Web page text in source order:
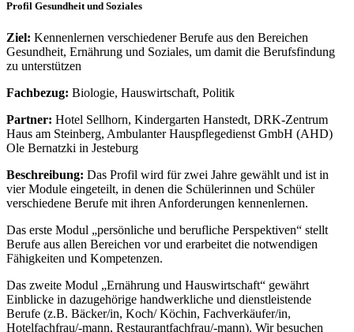
Profil Gesundheit und Soziales
Ziel: Kennenlernen verschiedener Berufe aus den Bereichen
Gesundheit, Ernährung und Soziales, um damit die Berufsfindung
zu unterstützen
Fachbezug: Biologie, Hauswirtschaft, Politik
Partner: Hotel Sellhorn, Kindergarten Hanstedt, DRK-Zentrum
Haus am Steinberg, Ambulanter Hauspflegedienst GmbH (AHD)
Ole Bernatzki in Jesteburg
Beschreibung: Das Profil wird für zwei Jahre gewählt und ist in
vier Module eingeteilt, in denen die Schülerinnen und Schüler
verschiedene Berufe mit ihren Anforderungen kennenlernen.
Das erste Modul „persönliche und berufliche Perspektiven“ stellt
Berufe aus allen Bereichen vor und erarbeitet die notwendigen
Fähigkeiten und Kompetenzen.
Das zweite Modul „Ernährung und Hauswirtschaft“ gewährt
Einblicke in dazugehörige handwerkliche und dienstleistende
Berufe (z.B. Bäcker/in, Koch/ Köchin, Fachverkäufer/in,
Hotelfachfrau/-mann, Restaurantfachfrau/-mann). Wir besuchen